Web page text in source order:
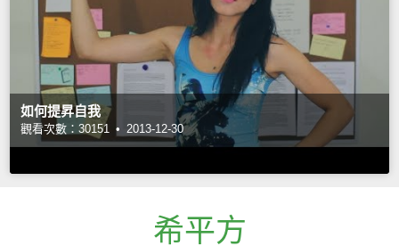
如何提昇自我
觀看次數：30151 • 2013-12-30
希平方